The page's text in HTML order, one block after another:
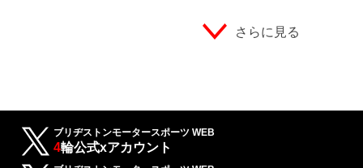
さらに見る
ブリヂストンモータースポーツ WEB
4輪公式xアカウント